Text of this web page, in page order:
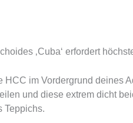
‚Cuba‘ erfordert
HCC im Vordergrund deines
und diese extrem dicht
Teppichs.